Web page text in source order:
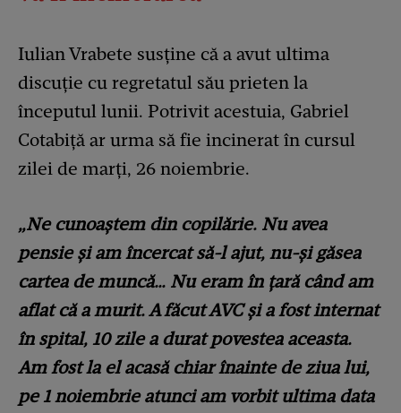
Iulian Vrabete susține că a avut ultima
discuție cu regretatul său prieten la
începutul lunii. Potrivit acestuia, Gabriel
Cotabiță ar urma să fie incinerat în cursul
zilei de marți, 26 noiembrie.
„Ne cunoaștem din copilărie. Nu avea
pensie și am încercat să-l ajut, nu-și găsea
cartea de muncă… Nu eram în țară când am
aflat că a murit. A făcut AVC și a fost internat
în spital, 10 zile a durat povestea aceasta.
Am fost la el acasă chiar înainte de ziua lui,
pe 1 noiembrie atunci am vorbit ultima data